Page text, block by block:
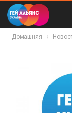
Домашняя